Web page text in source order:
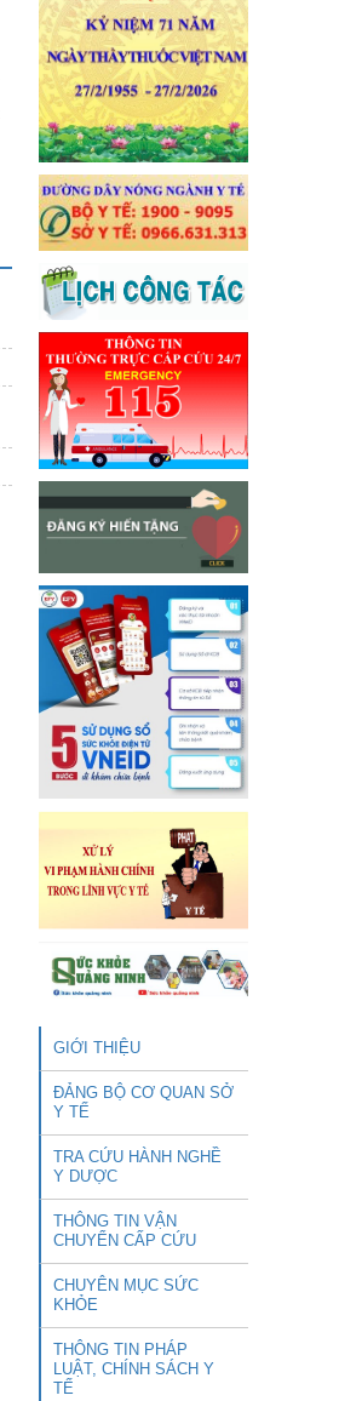
GIỚI THIỆU
ĐẢNG BỘ CƠ QUAN SỞ
Y TẾ
TRA CỨU HÀNH NGHỀ
Y DƯỢC
THÔNG TIN VẬN
CHUYỂN CẤP CỨU
CHUYÊN MỤC SỨC
KHỎE
THÔNG TIN PHÁP
LUẬT, CHÍNH SÁCH Y
TẾ